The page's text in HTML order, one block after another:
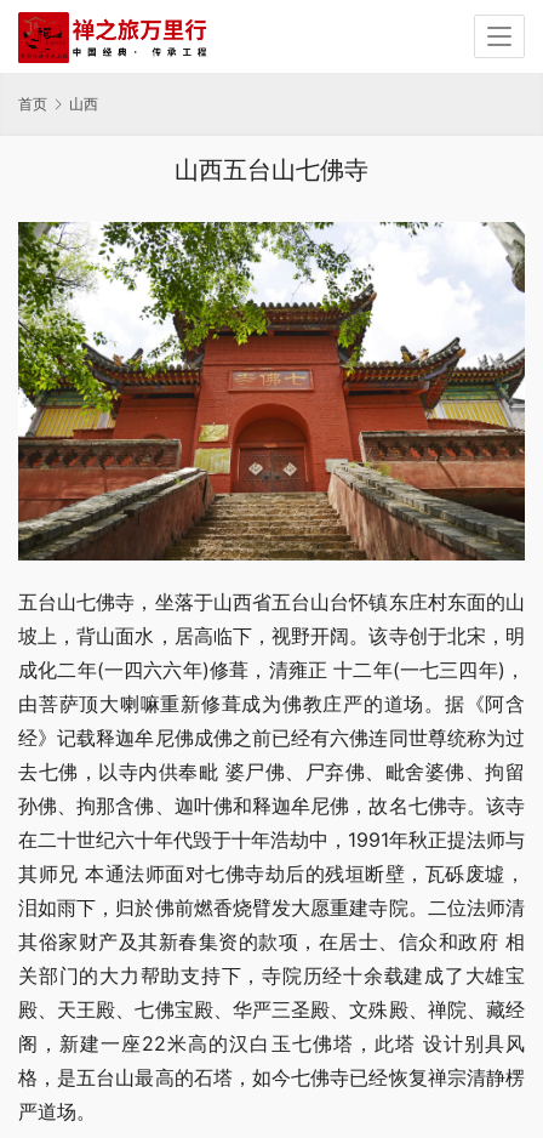
首页 山西
山西五台山七佛寺
五台山七佛寺，坐落于山西省五台山台怀镇东庄村东面的山
坡上，背山面水，居高临下，视野开阔。该寺创于北宋，明
成化二年(一四六六年)修葺，清雍正 十二年(一七三四年)，
由菩萨顶大喇嘛重新修葺成为佛教庄严的道场。据《阿含
经》记载释迦牟尼佛成佛之前已经有六佛连同世尊统称为过
去七佛，以寺内供奉毗 婆尸佛、尸弃佛、毗舍婆佛、拘留
孙佛、拘那含佛、迦叶佛和释迦牟尼佛，故名七佛寺。该寺
在二十世纪六十年代毁于十年浩劫中，1991年秋正提法师与
其师兄 本通法师面对七佛寺劫后的残垣断壁，瓦砾废墟，
泪如雨下，归於佛前燃香烧臂发大愿重建寺院。二位法师清
其俗家财产及其新春集资的款项，在居士、信众和政府 相
关部门的大力帮助支持下，寺院历经十余载建成了大雄宝
殿、天王殿、七佛宝殿、华严三圣殿、文殊殿、禅院、藏经
阁，新建一座22米高的汉白玉七佛塔，此塔 设计别具风
格，是五台山最高的石塔，如今七佛寺已经恢复禅宗清静楞
严道场。